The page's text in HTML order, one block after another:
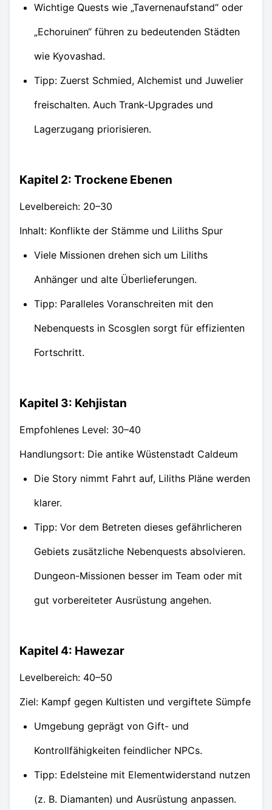
Wichtige Quests wie „Tavernenaufstand“ oder
„Echoruinen“ führen zu bedeutenden Städten
wie Kyovashad.
Tipp: Zuerst Schmied, Alchemist und Juwelier
freischalten. Auch Trank-Upgrades und
Lagerzugang priorisieren.
Kapitel 2: Trockene Ebenen
Levelbereich: 20–30
Inhalt: Konflikte der Stämme und Liliths Spur
Viele Missionen drehen sich um Liliths
Anhänger und alte Überlieferungen.
Tipp: Paralleles Voranschreiten mit den
Nebenquests in Scosglen sorgt für effizienten
Fortschritt.
Kapitel 3: Kehjistan
Empfohlenes Level: 30–40
Handlungsort: Die antike Wüstenstadt Caldeum
Die Story nimmt Fahrt auf, Liliths Pläne werden
klarer.
Tipp: Vor dem Betreten dieses gefährlicheren
Gebiets zusätzliche Nebenquests absolvieren.
Dungeon-Missionen besser im Team oder mit
gut vorbereiteter Ausrüstung angehen.
Kapitel 4: Hawezar
Levelbereich: 40–50
Ziel: Kampf gegen Kultisten und vergiftete Sümpfe
Umgebung geprägt von Gift- und
Kontrollfähigkeiten feindlicher NPCs.
Tipp: Edelsteine mit Elementwiderstand nutzen
(z. B. Diamanten) und Ausrüstung anpassen.